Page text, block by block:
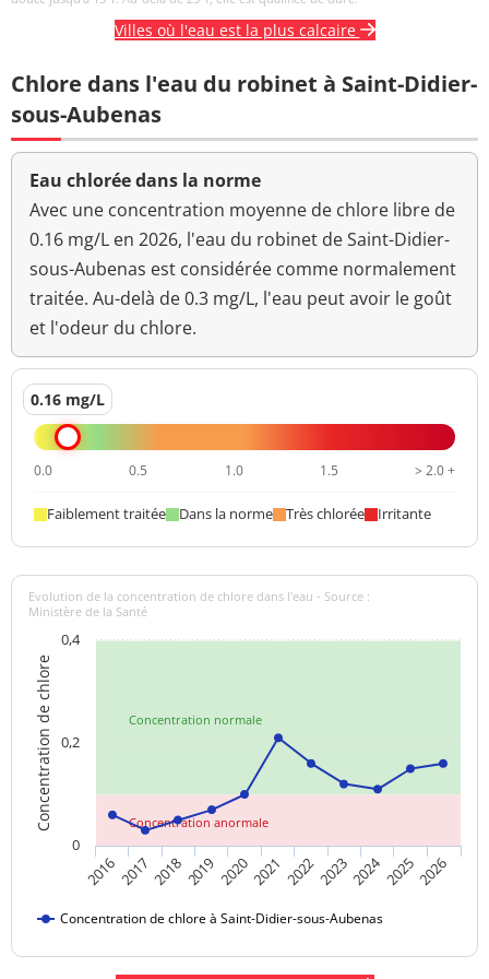
Villes où l'eau est la plus calcaire
Chlore dans l'eau du robinet à Saint-Didier-
sous-Aubenas
Eau chlorée dans la norme
Avec une concentration moyenne de chlore libre de
0.16 mg/L en 2026, l'eau du robinet de Saint-Didier-
sous-Aubenas est considérée comme normalement
traitée. Au-delà de 0.3 mg/L, l'eau peut avoir le goût
et l'odeur du chlore.
0.16 mg/L
0.0 0.5 1.0 1.5 > 2.0 +
Faiblement traitée Dans la norme Très chlorée Irritante
Concentration normale
Concentration anormale
Concentration de chlore
Evolution de la concentration de chlore dans l'eau - Source :
Ministère de la Santé
Concentration de chlore à Saint-Didier-sous-Aubenas
20162017 2018201920202021 20222023202420252026
0
0,2
0,4